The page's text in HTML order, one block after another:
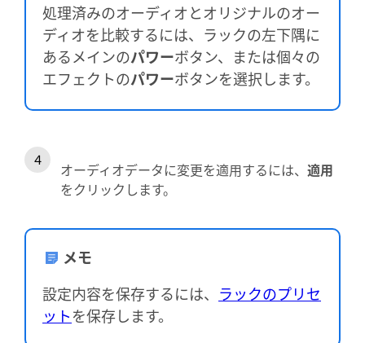
処理済みのオーディオとオリジナルのオー
ディオを比較するには、ラックの左下隅に
あるメインのパワーボタン、または個々の
エフェクトのパワーボタンを選択します。
オーディオデータに変更を適用するには、 適用
をクリックします。
メモ
設定内容を保存するには、 ラックのプリセ
ットを保存します。